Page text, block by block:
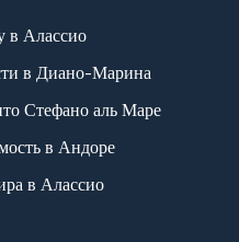
в Алассио
в Диано-Марина
Стефано аль Маре
в Андоре
в Алассио